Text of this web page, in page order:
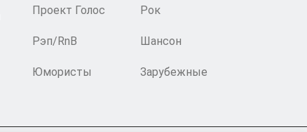
Проект Голос Рок
Рэп/RnB Шансон
Юмористы Зарубежные